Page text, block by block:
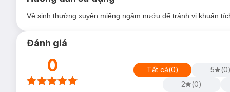
Vệ sinh thường xuyên miếng ngậm nướu để tránh vi khuẩn
Đánh giá
0 Tất cả(0) 5 (0)
2
(0)